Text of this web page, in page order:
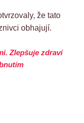
že tato
obhajují.
Zlepšuje zdraví